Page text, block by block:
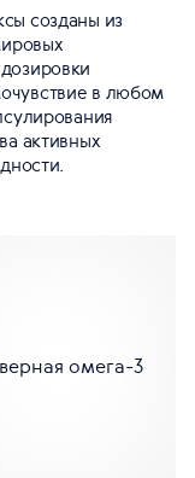
созданы из
в любом
активных